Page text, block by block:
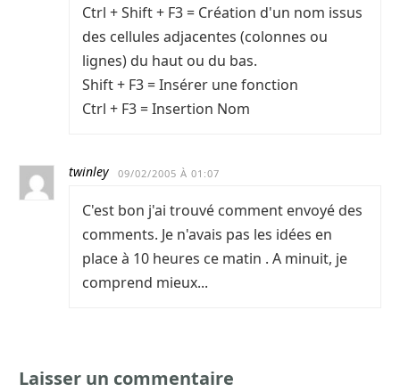
Ctrl + Shift + F3 = Création d'un nom issus
des cellules adjacentes (colonnes ou
lignes) du haut ou du bas.
Shift + F3 = Insérer une fonction
Ctrl + F3 = Insertion Nom
twinley 09/02/2005 À 01:07
C'est bon j'ai trouvé comment envoyé des
comments. Je n'avais pas les idées en
place à 10 heures ce matin . A minuit, je
comprend mieux...
Laisser un commentaire